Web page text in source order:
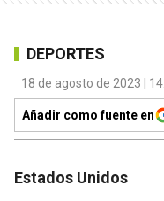
DEPORTES
18 de agosto de 2023 |
Añadir como fuente en
Estados Unidos